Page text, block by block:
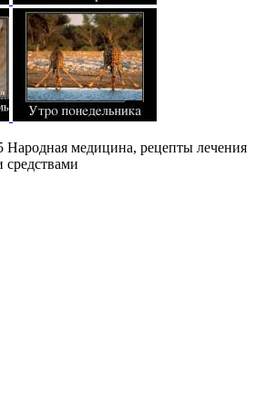
Народная медицина, рецепты лечения